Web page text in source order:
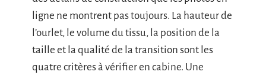
ligne ne montrent pas toujours. La hauteur de
l’ourlet, le volume du tissu, la position de la
taille et la qualité de la transition sont les
quatre critères à vérifier en cabine. Une